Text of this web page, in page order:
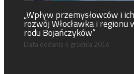
„Wpływ przemysłowców i
rozwój Włocławka i regionu
rodu Bojańczyków”
Data dodania 6 grudnia 2016